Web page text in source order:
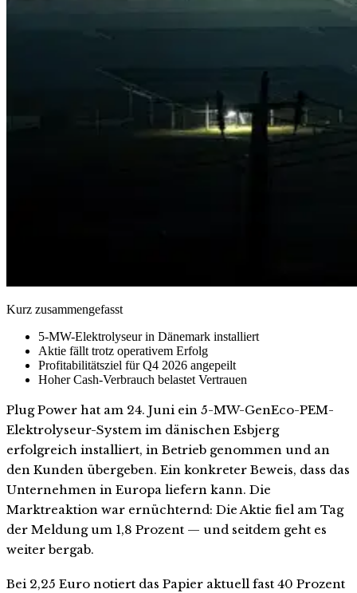
Kurz zusammengefasst
5-MW-Elektrolyseur in Dänemark installiert
Aktie fällt trotz operativem Erfolg
Profitabilitätsziel für Q4 2026 angepeilt
Hoher Cash-Verbrauch belastet Vertrauen
Plug Power hat am 24. Juni ein 5-MW-GenEco-PEM-
Elektrolyseur-System im dänischen Esbjerg
erfolgreich installiert, in Betrieb genommen und an
den Kunden übergeben. Ein konkreter Beweis, dass das
Unternehmen in Europa liefern kann. Die
Marktreaktion war ernüchternd: Die Aktie fiel am Tag
der Meldung um 1,8 Prozent — und seitdem geht es
weiter bergab.
Bei 2,25 Euro notiert das Papier aktuell fast 40 Prozent